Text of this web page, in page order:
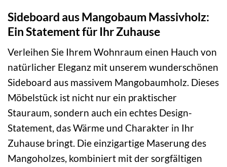
Sideboard aus Mangobaum Massivholz:
Ein Statement für Ihr Zuhause
Verleihen Sie Ihrem Wohnraum einen Hauch von
natürlicher Eleganz mit unserem wunderschönen
Sideboard aus massivem Mangobaumholz. Dieses
Möbelstück ist nicht nur ein praktischer
Stauraum, sondern auch ein echtes Design-
Statement, das Wärme und Charakter in Ihr
Zuhause bringt. Die einzigartige Maserung des
Mangoholzes, kombiniert mit der sorgfältigen